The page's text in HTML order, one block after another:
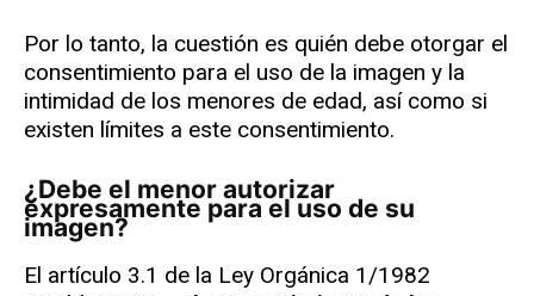
Por lo tanto, la cuestión es quién debe otorgar el
consentimiento para el uso de la imagen y la
intimidad de los menores de edad, así como si
existen límites a este consentimiento.
¿Debe el menor autorizar
expresamente para el uso de su
imagen?
El artículo 3.1 de la Ley Orgánica 1/1982